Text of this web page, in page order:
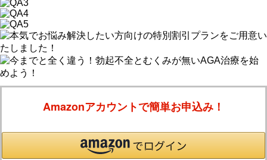
Amazonアカウントで簡単お申込み！